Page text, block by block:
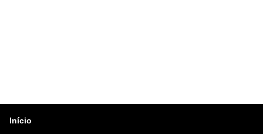
Início